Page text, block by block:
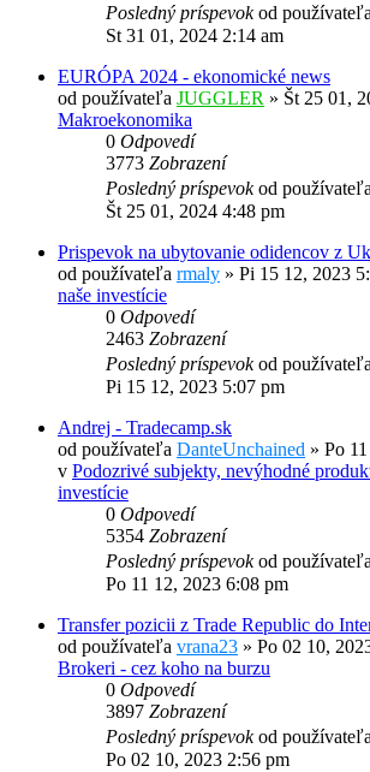
Posledný príspevokod
St 31 01, 2024 2:14 am
EURÓPA 2024 - ekonomické news
od používateľa JUGGLER » Št 25 01,
Makroekonomika
0 Odpovedí
3773 Zobrazení
Posledný príspevokod
Št 25 01, 2024 4:48 pm
Prispevok na ubytovanie odidencov z
od používateľa rmaly » Pi 15 12, 2023
naše investície
0 Odpovedí
2463 Zobrazení
Posledný príspevokod
Pi 15 12, 2023 5:07 pm
Andrej - Tradecamp.sk
od používateľa DanteUnchained » Po
v Podozrivé subjekty, nevýhodné
investície
0 Odpovedí
5354 Zobrazení
Posledný príspevokod
Po 11 12, 2023 6:08 pm
Transfer pozicii z Trade Republic do
od používateľa vrana23 » Po 02 10,
Brokeri - cez koho na burzu
0 Odpovedí
3897 Zobrazení
Posledný príspevokod
Po 02 10, 2023 2:56 pm